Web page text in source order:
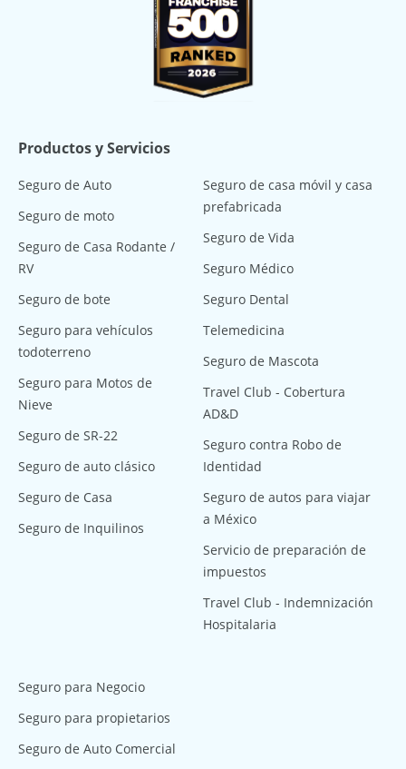
Productos y Servicios
Seguro de Auto
Seguro de moto
Seguro de Casa Rodante /
RV
Seguro de bote
Seguro para vehículos
todoterreno
Seguro para Motos de
Nieve
Seguro de SR-22
Seguro de auto clásico
Seguro de Casa
Seguro de Inquilinos
Seguro de casa móvil y casa
prefabricada
Seguro de Vida
Seguro Médico
Seguro Dental
Telemedicina
Seguro de Mascota
Travel Club - Cobertura
AD&D
Seguro contra Robo de
Identidad
Seguro de autos para viajar
a México
Servicio de preparación de
impuestos
Travel Club - Indemnización
Hospitalaria
Seguro para Negocio
Seguro para propietarios
Seguro de Auto Comercial